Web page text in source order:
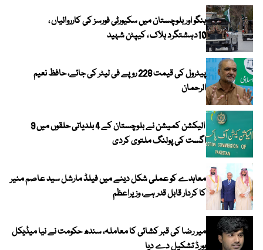
ہنگو اور بلوچستان میں سکیورٹی فورسز کی کارروائیاں ،
10دہشتگرد ہلاک ، کیپٹن شہید
پیٹرول کی قیمت 228 روپے فی لیٹر کی جائے، حافظ نعیم
الرحمان
الیکشن کمیشن نے بلوچستان کے 4 بلدیاتی حلقوں میں 9
اگست کی پولنگ ملتوی کردی
معاہدے کو عملی شکل دینے میں فیلڈ مارشل سید عاصم منیر
کا کردار قابل قدر ہے، وزیراعظم
میر رضا کی قبر کشائی کا معاملہ، سندھ حکومت نے نیا میڈیکل
بورڈ تشکیل دے دیا